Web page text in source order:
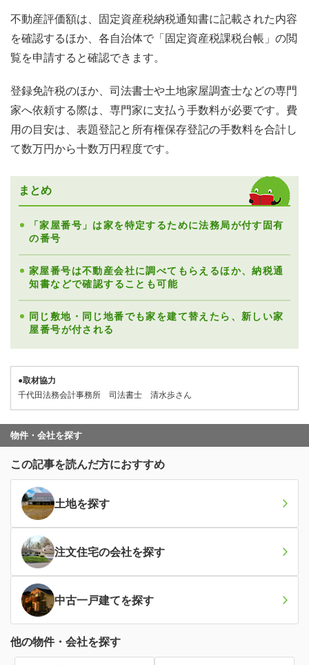
不動産評価額は、固定資産税納税通知書に記載された内容
を確認するほか、各自治体で「固定資産税課税台帳」の閲
覧を申請すると確認できます。
登録免許税のほか、司法書士や土地家屋調査士などの専門
家へ依頼する際は、専門家に支払う手数料が必要です。費
用の目安は、表題登記と所有権保存登記の手数料を合計し
て数万円から十数万円程度です。
まとめ
「家屋番号」は家を特定するために法務局が付す固有
の番号
家屋番号は不動産会社に調べてもらえるほか、納税通
知書などで確認することも可能
同じ敷地・同じ地番でも家を建て替えたら、新しい家
屋番号が付される
●取材協力
千代田法務会計事務所 司法書士 清水歩さん
物件・会社を探す
この記事を読んだ方におすすめ
土地を探す
注文住宅の会社を探す
中古一戸建てを探す
他の物件・会社を探す